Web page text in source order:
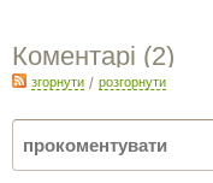
Коментарі (2)
згорнути / розгорнути